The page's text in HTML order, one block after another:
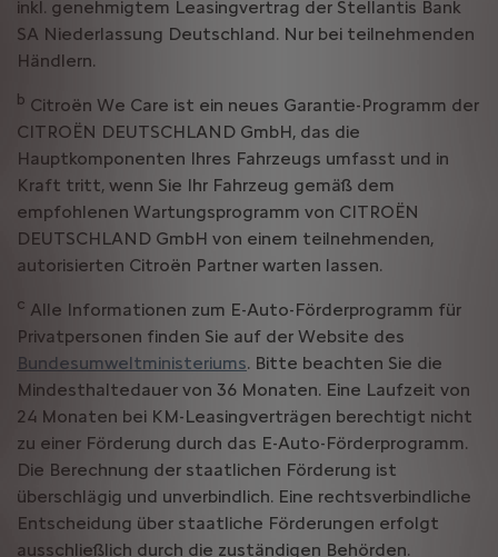
inkl. genehmigtem Leasingvertrag der Stellantis Bank
SA Niederlassung Deutschland. Nur bei teilnehmenden
Händlern.
b Citroën We Care ist ein neues Garantie-Programm der
CITROËN DEUTSCHLAND GmbH, das die
Hauptkomponenten Ihres Fahrzeugs umfasst und in
Kraft tritt, wenn Sie Ihr Fahrzeug gemäß dem
empfohlenen Wartungsprogramm von CITROËN
DEUTSCHLAND GmbH von einem teilnehmenden,
autorisierten Citroën Partner warten lassen.
c Alle Informationen zum E-Auto-Förderprogramm für
Privatpersonen finden Sie auf der Website des
Bundesumweltministeriums. Bitte beachten Sie die
Mindesthaltedauer von 36 Monaten. Eine Laufzeit von
24 Monaten bei KM-Leasingverträgen berechtigt nicht
zu einer Förderung durch das E-Auto-Förderprogramm.
Die Berechnung der staatlichen Förderung ist
überschlägig und unverbindlich. Eine rechtsverbindliche
Entscheidung über staatliche Förderungen erfolgt
ausschließlich durch die zuständigen Behörden.